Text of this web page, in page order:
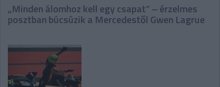
„Minden álomhoz kell egy csapat” – érzelmes
posztban búcsúzik a Mercedestől Gwen Lagrue